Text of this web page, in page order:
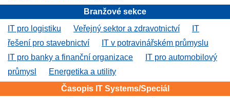
Branžové sekce
IT pro logistiku
Veřejný sektor a zdravotnictví
IT
řešení pro stavebnictví
IT v potravinářském průmyslu
IT pro banky a finanční organizace
IT pro automobilový
průmysl
Energetika a utility
Časopis IT Systems/Speciál